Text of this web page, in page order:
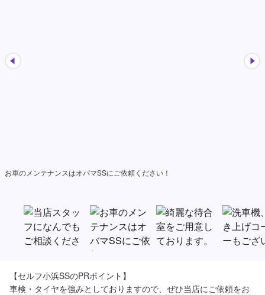
お車のメンテナンスはオバマSSにご依頼ください！
【セルフ小浜SSのPRポイント】
車検・タイヤを強みとしておりますので、ぜひ当店にご依頼をお